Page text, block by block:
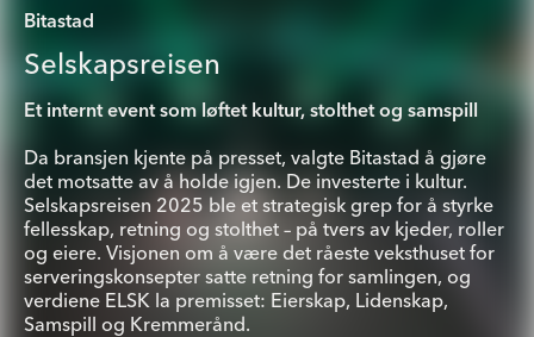
Bitastad
Selskapsreisen
Et internt event som løftet kultur, stolthet og samspill
Da bransjen kjente på presset, valgte Bitastad å gjøre
det motsatte av å holde igjen. De investerte i kultur.
Selskapsreisen 2025 ble et strategisk grep for å styrke
fellesskap, retning og stolthet – på tvers av kjeder, roller
og eiere. Visjonen om å være det råeste veksthuset for
serveringskonsepter satte retning for samlingen, og
verdiene ELSK la premisset: Eierskap, Lidenskap,
Samspill og Kremmerånd.